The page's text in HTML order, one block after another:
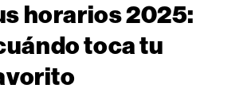
horarios 2025:
toca tu